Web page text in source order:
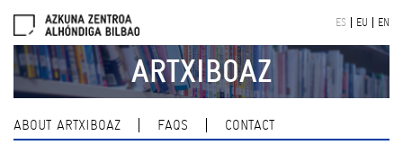
navigation
ES EU EN
ARTXIBOAZ
ABOUT ARTXIBOAZ FAQS CONTACT